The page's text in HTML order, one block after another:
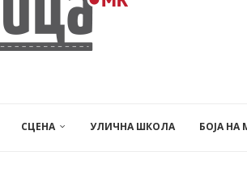
СЦЕНА УЛИЧНА ШКОЛА БОЈА НА